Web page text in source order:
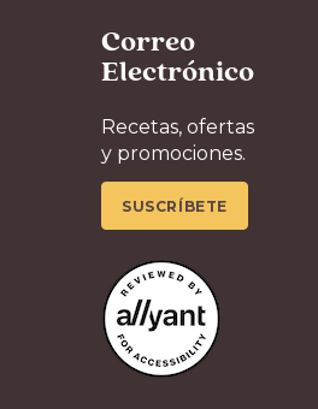
Correo
Electrónico
Recetas, ofertas
y promociones.
SUSCRÍBETE